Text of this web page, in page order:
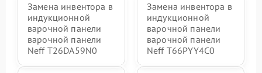
Замена инвентора в
индукционной
варочной панели
варочной панели
Neff T26DA59N0
Замена инвентора в
индукционной
варочной панели
варочной панели
Neff T66PYY4C0